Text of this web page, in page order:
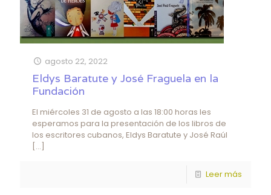
agosto 22, 2022
Eldys Baratute y José Fraguela en la
Fundación
El miércoles 31 de agosto a las 18:00 horas les
esperamos para la presentación de los libros de
los escritores cubanos, Eldys Baratute y José Raúl
[…]
Leer más